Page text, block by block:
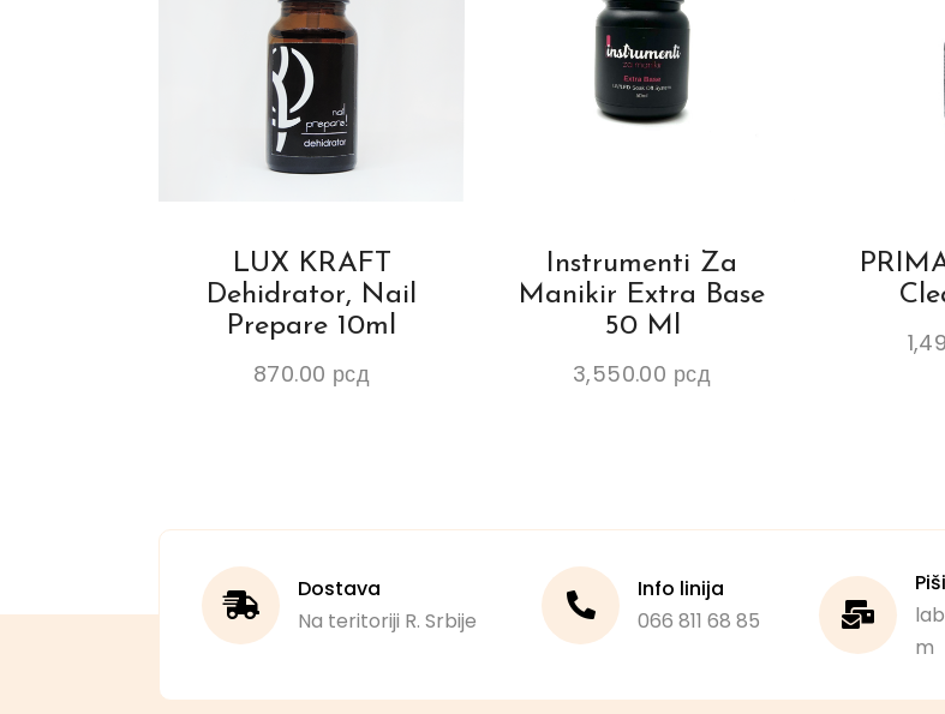
LUX KRAFT
Dehidrator, Nail
Prepare 10ml
870.00 рсд
Instrumenti Za
Manikir Extra Base
50 Ml
3,550.00 рсд
Dostava
Na teritoriji R. Srbije
Info linija
066 811 68 85
m